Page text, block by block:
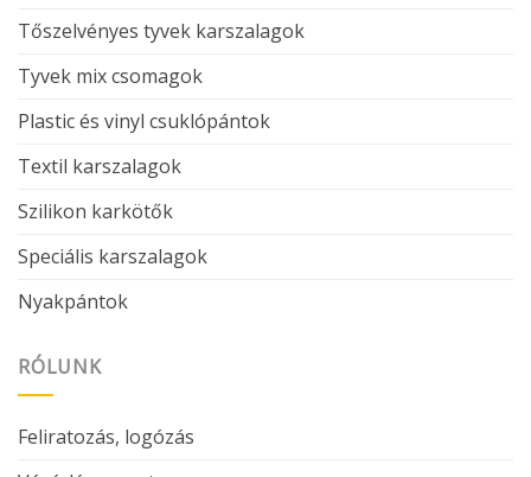
Tőszelvényes tyvek karszalagok
Tyvek mix csomagok
Plastic és vinyl csuklópántok
Textil karszalagok
Szilikon karkötők
Speciális karszalagok
Nyakpántok
RÓLUNK
Feliratozás, logózás